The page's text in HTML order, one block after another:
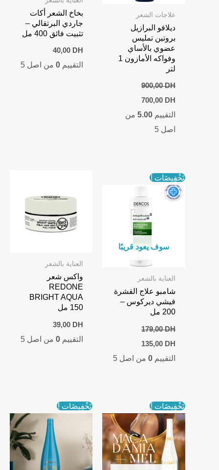
علاجات الشعر
ديلافو البرازيل
بروتين تمليس
عضوي بالأساي
وفواكه الأمازون 1
لتر
900,00DH
Original
was:
900,00 DH.
700,00 DH
Current
is:
التقييم 5.00من
اصل 5
بخاخ الشعر أكات
جاردي البرتقالي –
تثبيت فائق 400 مل
40,00 DH
التقييم0 من اصل 5
تَخْفِيضَات !
سوف يعود قريبًا
العناية بالشعر
شامبو علاج القشرة
فيشي ديركوس –
200 مل
179,00DH
Original
price
was:
135,00 DH
Current
price
is:
التقييم 0من اصل 5
العناية بالشعر
واكس شعر
REDONE
BRIGHT AQUA
150 مل
39,00 DH
التقييم0 من اصل 5
تَخْفِيضَات ! تَخْفِيضَات !